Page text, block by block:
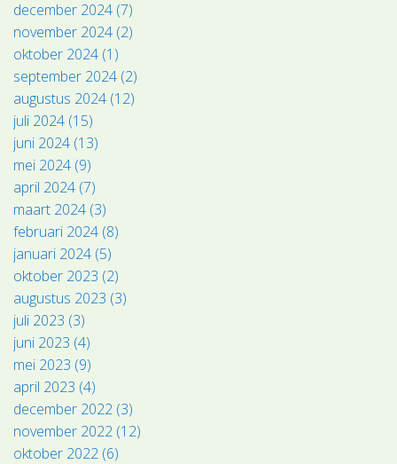
december 2024 (7)
november 2024 (2)
oktober 2024 (1)
september 2024 (2)
augustus 2024 (12)
juli 2024 (15)
juni 2024 (13)
mei 2024 (9)
april 2024 (7)
maart 2024 (3)
februari 2024 (8)
januari 2024 (5)
oktober 2023 (2)
augustus 2023 (3)
juli 2023 (3)
juni 2023 (4)
mei 2023 (9)
april 2023 (4)
december 2022 (3)
november 2022 (12)
oktober 2022 (6)